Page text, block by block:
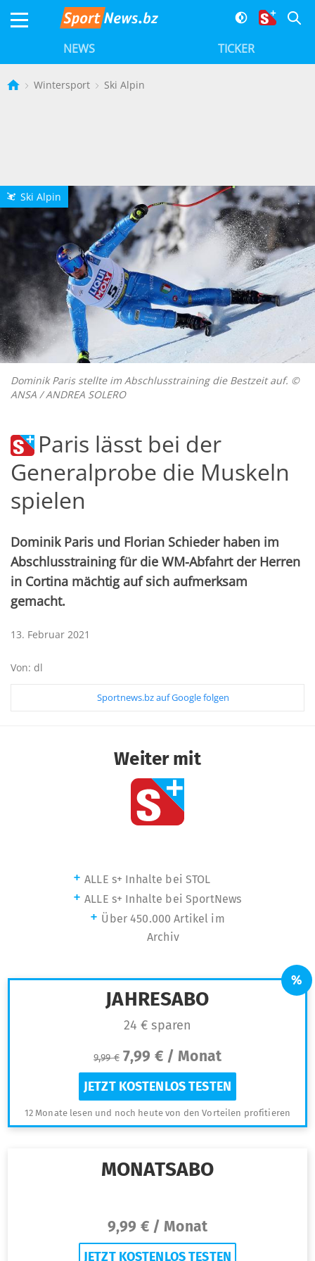
NEWS TICKER
Wintersport Ski Alpin
L Ski Alpin
Dominik Paris stellte im Abschlusstraining die Bestzeit auf. ©
ANSA / ANDREA SOLERO
Paris lässt bei der
Generalprobe die Muskeln
spielen
Dominik Paris und Florian Schieder haben im
Abschlusstraining für die WM-Abfahrt der Herren
in Cortina mächtig auf sich aufmerksam
gemacht.
13. Februar 2021
Von: dl
Sportnews.bz auf Google folgen